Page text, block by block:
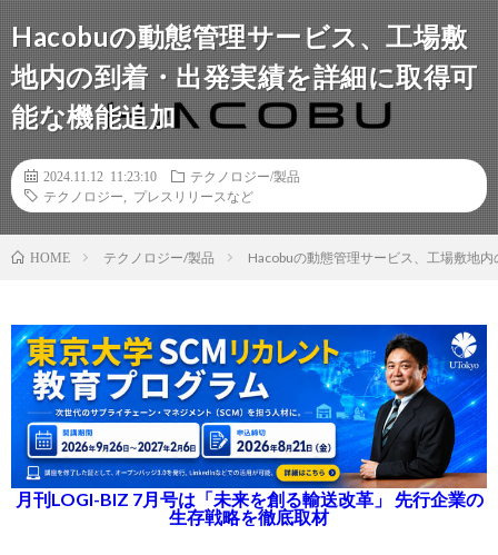
Hacobuの動態管理サービス、工場敷
地内の到着・出発実績を詳細に取得可
能な機能追加
2024.11.12 11:23:10
テクノロジー/製品
テクノロジー
プレスリリースなど
HOME テクノロジー/製品 Hacobuの動態管理サービス、工場敷地
月刊LOGI-BIZ 7月号は「未来を創る輸送改革」 先行企業の
生存戦略を徹底取材